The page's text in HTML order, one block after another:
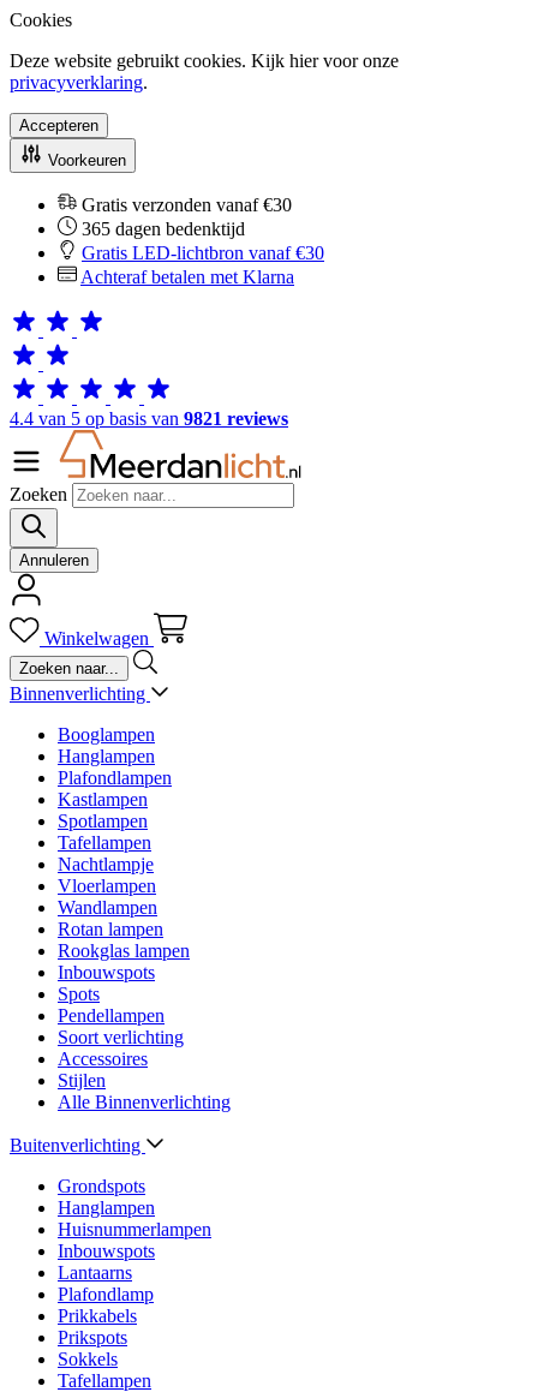
Cookies
Deze website gebruikt cookies. Kijk hier voor onze
privacyverklaring.
Accepteren
Voorkeuren
Gratis verzonden vanaf €30
365 dagen bedenktijd
Gratis LED-lichtbron vanaf €30
Achteraf betalen met Klarna
4.4 van 5 op basis van 9821 reviews
Zoeken
Annuleren
Winkelwagen
Binnenverlichting
Booglampen
Hanglampen
Plafondlampen
Kastlampen
Spotlampen
Tafellampen
Nachtlampje
Vloerlampen
Wandlampen
Rotan lampen
Rookglas lampen
Inbouwspots
Spots
Pendellampen
Soort verlichting
Accessoires
Stijlen
Alle Binnenverlichting
Buitenverlichting
Grondspots
Hanglampen
Huisnummerlampen
Inbouwspots
Lantaarns
Plafondlamp
Prikkabels
Prikspots
Sokkels
Tafellampen